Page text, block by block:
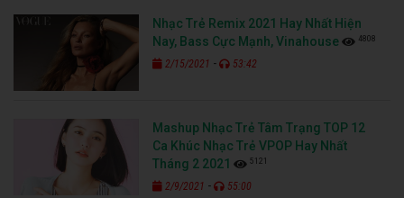
Nhạc Trẻ Remix 2021 Hay Nhất Hiện
Nay, Bass Cực Mạnh, Vinahouse
4808
2/15/2021 - 53:42
Mashup Nhạc Trẻ Tâm Trạng TOP 12
Ca Khúc Nhạc Trẻ VPOP Hay Nhất
Tháng 2 2021
5121
2/9/2021 - 55:00